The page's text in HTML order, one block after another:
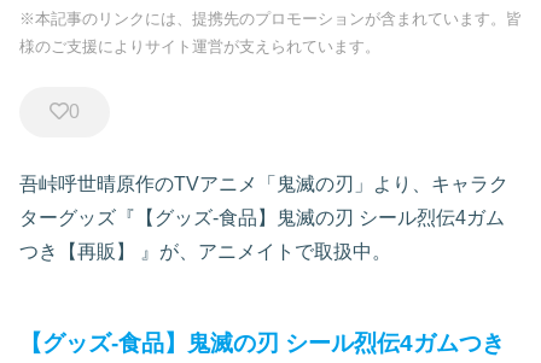
※本記事のリンクには、提携先のプロモーションが含まれています。皆
様のご支援によりサイト運営が支えられています。
0
吾峠呼世晴原作のTVアニメ「鬼滅の刃」より、キャラク
ターグッズ『【グッズ-食品】鬼滅の刃 シール烈伝4ガム
つき【再販】
』が、アニメイトで取扱中。
【グッズ-食品】鬼滅の刃 シール烈伝4ガムつき